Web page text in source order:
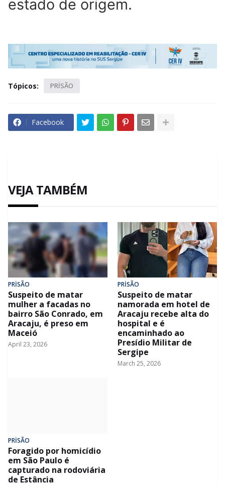
estado de origem.
Tópicos: PRİSÃO
Facebook
VEJA TAMBÉM
PRİSÃO
Suspeito de matar
mulher a facadas no
bairro São Conrado, em
Aracaju, é preso em
Maceió
April 23, 2026
PRİSÃO
Suspeito de matar
namorada em hotel de
Aracaju recebe alta do
hospital e é
encaminhado ao
Presídio Militar de
Sergipe
March 25, 2026
PRİSÃO
Foragido por homicídio
em São Paulo é
capturado na rodoviária
de Estância